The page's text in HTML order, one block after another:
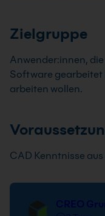
Zielgruppe
Anwender:innen,
Software gearbeitet
arbeiten wollen.
CAD Kenntnisse